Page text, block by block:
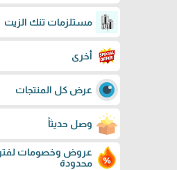
مستلزمات تنك الزيت
أخرى
عرض كل المنتجات
وصل حديثاً
عروض وخصومات
محدودة